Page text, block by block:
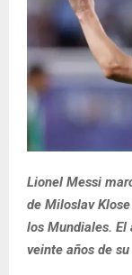
Lionel Messi
de Miloslav
los Mundiales. El
veinte años de